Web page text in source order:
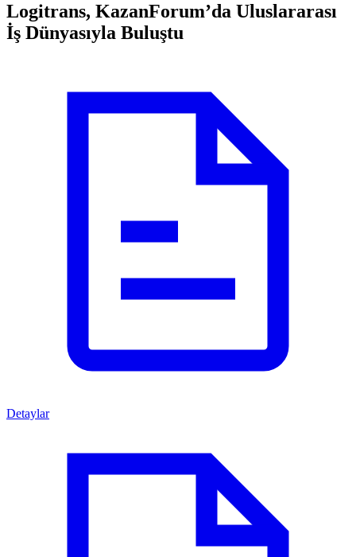
Logitrans, KazanForum’da Uluslararası
İş Dünyasıyla Buluştu
Detaylar